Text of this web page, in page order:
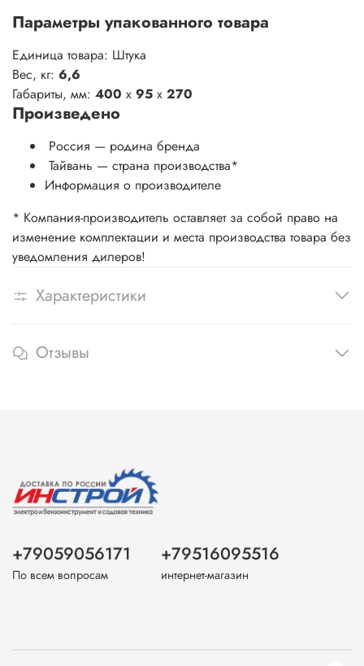
Параметры упакованного товара
Единица товара: Штука
Вес, кг: 6,6
Габариты, мм: 400 x 95 x 270
Произведено
Россия — родина бренда
Тайвань — страна производства*
Информация о производителе
* Компания-производитель оставляет за собой право на
изменение комплектации и места производства товара без
уведомления дилеров!
Характеристики
Отзывы
+79059056171
По всем вопросам
+79516095516
интернет-магазин